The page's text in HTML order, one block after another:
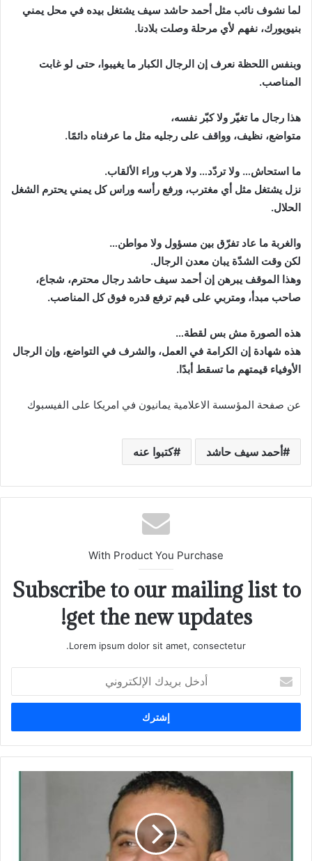
لما نشوف نائب مثل أحمد حاشد سيف يشتغل بيده في محل يمني
بنيويورك، نفهم لأي مرحلة وصلت بلادنا.
وبنفس اللحظة نعرف إن الرجال الكبار ما يغيبوا، حتى لو غابت
المناصب.
هذا رجال ما تغيّر ولا كبّر نفسه،
متواضع، نظيف، وواقف على رجليه مثل ما عرفناه دائمًا.
ما استحاش… ولا تردّد… ولا هرب وراء الألقاب.
نزل يشتغل مثل أي مغترب، ورفع رأسه وراس كل يمني يحترم الشغل
الحلال.
والغربة ما عاد تفرّق بين مسؤول ولا مواطن…
لكن وقت الشدّة يبان معدن الرجال.
وهذا الموقف يبرهن إن أحمد سيف حاشد رجال محترم، شجاع،
صاحب مبدأ، ومتربي على قيم ترفع قدره فوق كل المناصب.
هذه الصورة مش بس لقطة…
هذه شهادة إن الكرامة في العمل، والشرف في التواضع، وإن الرجال
الأوفياء قيمتهم ما تسقط أبدًا.
عن صفحة المؤسسة الاعلامية يمانيون في امريكا على الفيسبوك
أحمد سيف حاشد كتبوا عنه
With Product You Purchase
Subscribe to our mailing list to
get the new updates!
Lorem ipsum dolor sit amet, consectetur.
بريدك
الإلكتروني